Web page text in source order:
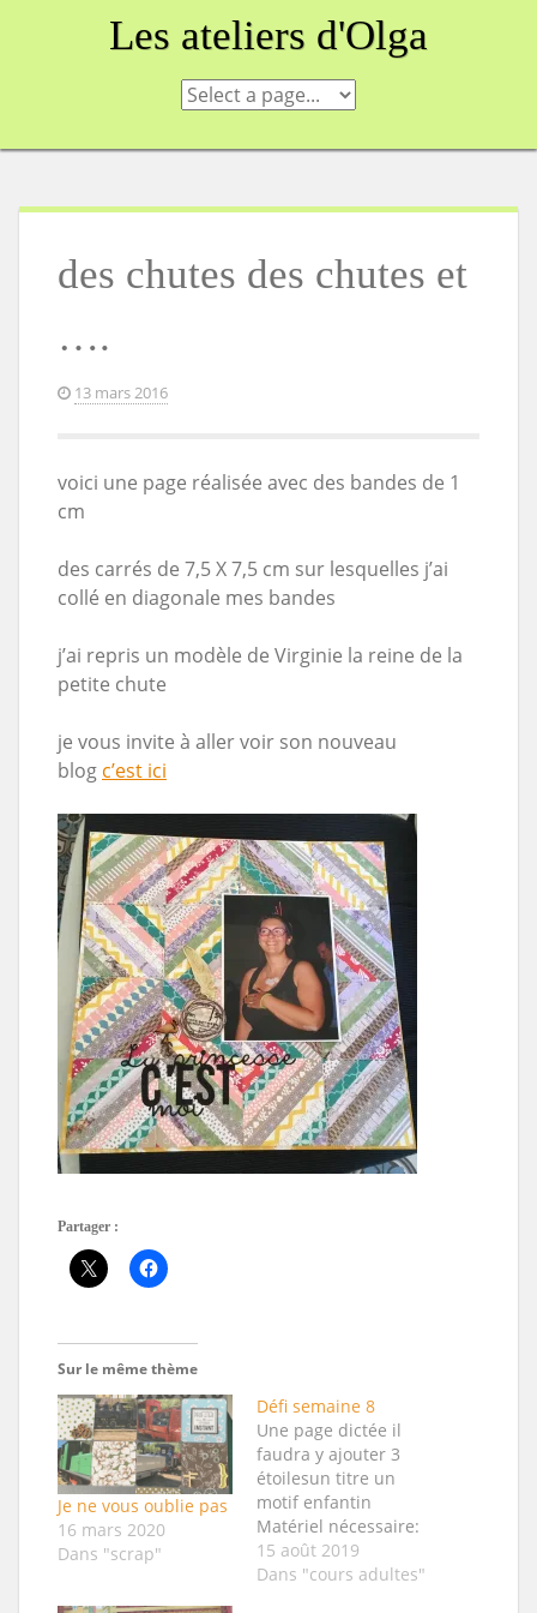
Les ateliers d'Olga
des chutes des chutes et
….
13 mars 2016
voici une page réalisée avec des bandes de 1
cm
des carrés de 7,5 X 7,5 cm sur lesquelles j’ai
collé en diagonale mes bandes
j’ai repris un modèle de Virginie la reine de la
petite chute
je vous invite à aller voir son nouveau
blog c’est ici
Partager :
Sur le même thème
Je ne vous oublie pas
16 mars 2020
Dans "scrap"
Défi semaine 8
Une page dictée il
faudra y ajouter 3
étoilesun titre un
motif enfantin
Matériel nécessaire:
1 photo 10x15
verticale1 papier 30,5
15 août 2019
Dans "cours adultes"